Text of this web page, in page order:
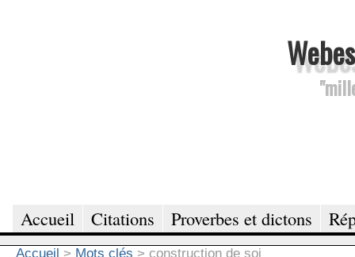
Accueil Citations Proverbes et dictons
Accueil > Mots clés > construction de soi